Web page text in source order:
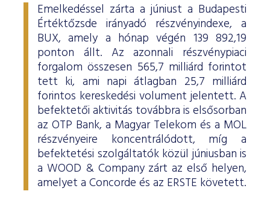
Emelkedéssel zárta a júniust a Budapesti
Értéktőzsde irányadó részvényindexe, a
BUX, amely a hónap végén 139 892,19
ponton állt. Az azonnali részvénypiaci
forgalom összesen 565,7 milliárd forintot
tett ki, ami napi átlagban 25,7 milliárd
forintos kereskedési volument jelentett. A
befektetői aktivitás továbbra is elsősorban
az OTP Bank, a Magyar Telekom és a MOL
részvényeire koncentrálódott, míg a
befektetési szolgáltatók közül júniusban is
a WOOD & Company zárt az első helyen,
amelyet a Concorde és az ERSTE követett.